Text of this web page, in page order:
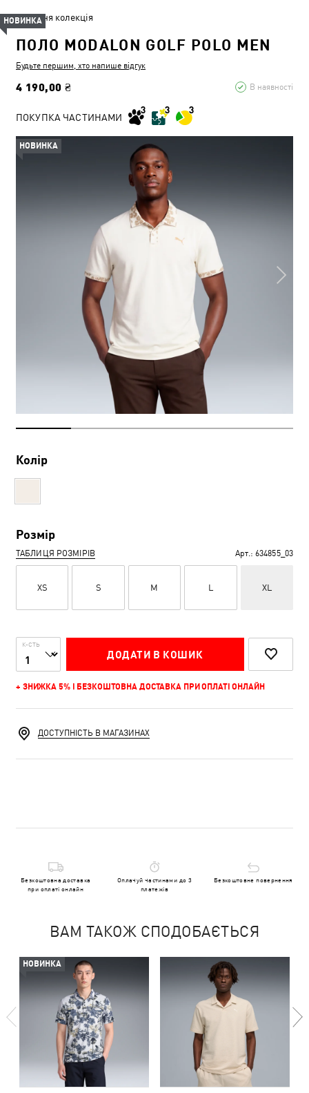
Літня колекція
ПОЛО MODALON GOLF POLO MEN
Будьте першим, хто напише відгук
4 190,00 ₴ В наявності
НОВИНКА
ПОКУПКА ЧАСТИНАМИ
Колір
Розмір
ТАБЛИЦЯ РОЗМІРІВ Арт.: 634855_03
XS S M L XL
К-СТЬ
ДОДАТИ В КОШИК
+ ЗНИЖКА 5% І БЕЗКОШТОВНА ДОСТАВКА ПРИ ОПЛАТІ ОНЛАЙН
НОВИНКА
ДОСТУПНІСТЬ В МАГАЗИНАХ
Безкоштовна доставка
при оплаті онлайн
Оплачуй частинами до 3
платежів
Безкоштовне повернення
ВАМ ТАКОЖ СПОДОБАЄТЬСЯ
НОВИНКА